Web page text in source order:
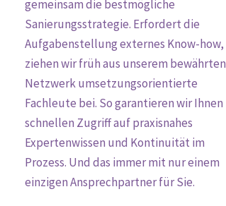
gemeinsam die bestmögliche
Sanierungsstrategie. Erfordert die
Aufgabenstellung externes Know-how,
ziehen wir früh aus unserem bewährten
Netzwerk umsetzungsorientierte
Fachleute bei. So garantieren wir Ihnen
schnellen Zugriff auf praxisnahes
Expertenwissen und Kontinuität im
Prozess. Und das immer mit nur einem
einzigen Ansprechpartner für Sie.